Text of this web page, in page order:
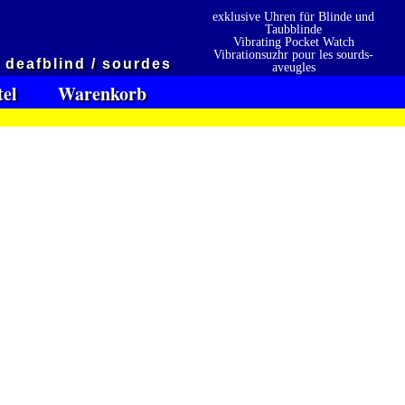
/ sourdes
exklusive Uhren für Blinde und
Taubblinde
Vibrating Pocket Watch
Vibrationsuzhr pour les sourds-
aveugles
Vibrationsuzhr para sordo-ciego
Warenkorb
also